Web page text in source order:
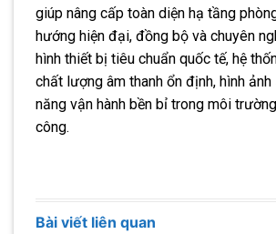
giúp nâng cấp toàn diện hạ tầng
hướng hiện đại, đồng bộ và chuyên
hình thiết bị tiêu chuẩn quốc tế, hệ
chất lượng âm thanh ổn định, hình
năng vận hành bền bỉ trong môi
công.
Bài viết liên quan